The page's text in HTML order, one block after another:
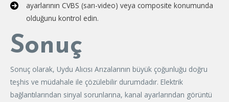
ayarlarının CVBS (sarı-video) veya composite konumunda
olduğunu kontrol edin.
Sonuç
Sonuç olarak, Uydu Alıcısı Arızalarının büyük çoğunluğu doğru
teşhis ve müdahale ile çözülebilir durumdadır. Elektrik
bağlantılarından sinyal sorunlarına, kanal ayarlarından görüntü